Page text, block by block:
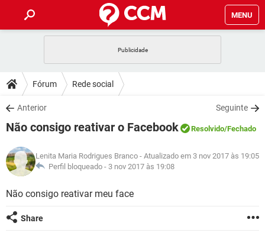
MENU
CELULAR
OUTLOOK
INSTAGRAM GMAIL
GUIA DE COMPRAS
DICAS
JOGOS
INSTAGRAM GMAIL
GUIA DE COMPRAS
DOWNLOADS
JOGOS WHATSAPP
CELULAR
OUTLOOK EXCEL
INSTAGRAM
JOGOS WHATSAPP
CELULAR
OUTLOOK
INSTAGRAM
GLOSSÁRIO
JOGOS
Fórum Rede social
Anterior Seguinte
Não consigo reativar o Facebook Resolvido/Fechado
Lenita Maria Rodrigues Branco - Atualizado em 3 nov 2017 às 19:05
Perfil bloqueado - 3 nov 2017 às 19:08
Não consigo reativar meu face
Share